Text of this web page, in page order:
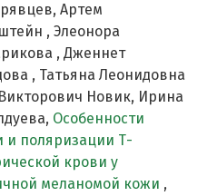
Артем
, Элеонора
, Дженнет
, Татьяна Леонидовна
Новик, Ирина
Особенности
поляризации Т-
крови у
меланомой кожи ,